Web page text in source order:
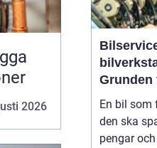
2026
Grunden
trygg och
bilvardag
En bil som
den ska
pengar